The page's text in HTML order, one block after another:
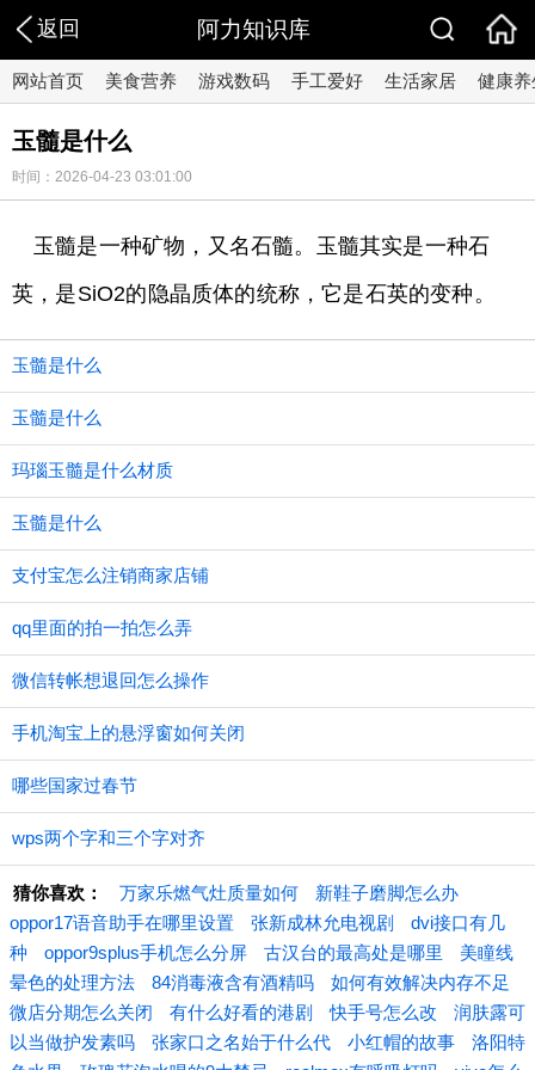
返回 阿力知识库
网站首页 美食营养 游戏数码 手工爱好 生活家居 健康养
玉髓是什么
时间：2026-04-23 03:01:00
玉髓是一种矿物，又名石髓。玉髓其实是一种石
英，是SiO2的隐晶质体的统称，它是石英的变种。
玉髓是什么
玉髓是什么
玛瑙玉髓是什么材质
玉髓是什么
支付宝怎么注销商家店铺
qq里面的拍一拍怎么弄
微信转帐想退回怎么操作
手机淘宝上的悬浮窗如何关闭
哪些国家过春节
wps两个字和三个字对齐
猜你喜欢： 万家乐燃气灶质量如何
新鞋子磨脚怎么办
oppor17语音助手在哪里设置
张新成林允电视剧
dvi接口有几
种
oppor9splus手机怎么分屏 古汉台的最高处是哪里
美瞳线
晕色的处理方法
84消毒液含有酒精吗
如何有效解决内存不足
微店分期怎么关闭
有什么好看的港剧 快手号怎么改
润肤露可
以当做护发素吗
张家口之名始于什么代 小红帽的故事
洛阳特